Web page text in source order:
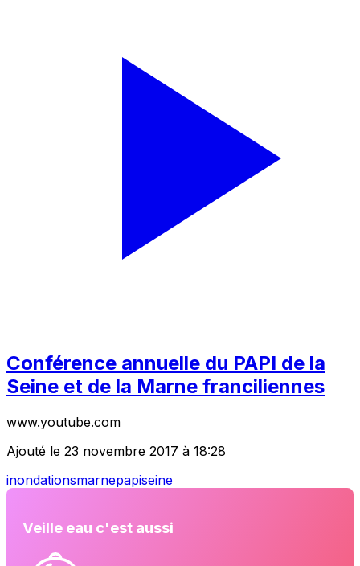
Conférence annuelle du PAPI de la
Seine et de la Marne franciliennes
www.youtube.com
Ajouté le 23 novembre 2017 à 18:28
inondationsmarnepapiseine
Veille eau c'est aussi